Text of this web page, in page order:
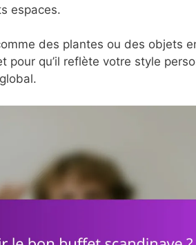
espaces.
des plantes ou des objets
pour qu’il reflète votre style